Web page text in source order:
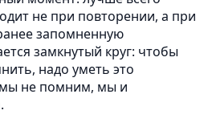
не при повторении, а при
запомненную
замкнутый круг: чтобы
надо уметь это
мы не помним, мы и